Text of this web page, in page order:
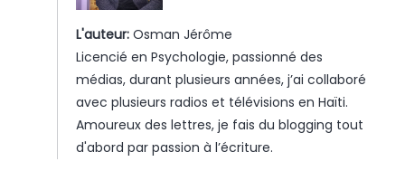
L'auteur: Osman Jérôme
Licencié en Psychologie, passionné des
médias, durant plusieurs années, j’ai collaboré
avec plusieurs radios et télévisions en Haïti.
Amoureux des lettres, je fais du blogging tout
d'abord par passion à l’écriture.